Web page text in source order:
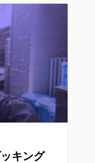
キング